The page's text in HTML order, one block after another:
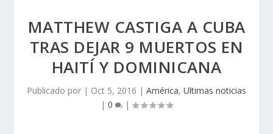
MATTHEW CASTIGA A CUBA
TRAS DEJAR 9 MUERTOS EN
HAITÍ Y DOMINICANA
Publicado por | Oct 5, 2016 | América, Ultimas noticias
| 0 |